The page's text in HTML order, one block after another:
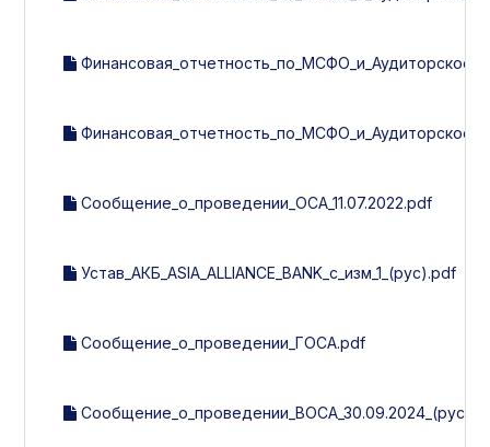
Сообщение_о_проведении_ОСА_11.07.2022.pdf
Устав_АКБ_ASIA_ALLIANCE_BANK_с_изм_1_(рус).pdf
Сообщение_о_проведении_ГОСА.pdf